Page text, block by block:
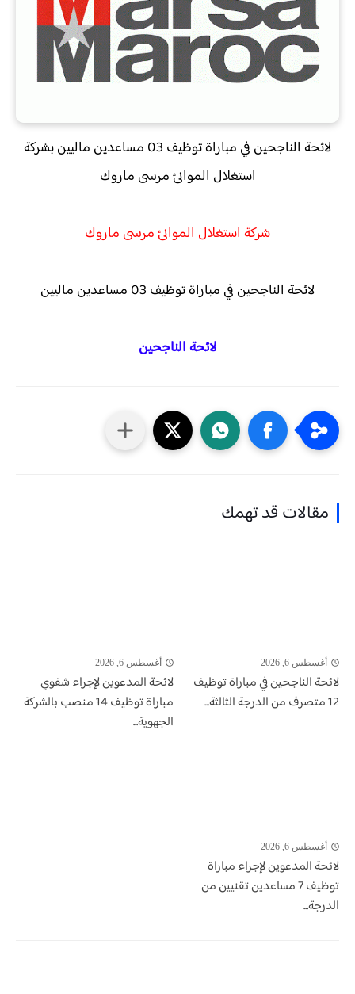
لائحة الناجحين في مباراة توظيف 03 مساعدين ماليين بشركة
استغلال الموانئ مرسى ماروك
شركة استغلال الموانئ مرسى ماروك
لائحة الناجحين في مباراة توظيف 03 مساعدين ماليين
لائحة الناجحين
مقالات قد تهمك
أغسطس 6, 2026
لائحة الناجحين في مباراة توظيف
12 متصرف من الدرجة الثالثة...
أغسطس 6, 2026
لائحة المدعوين لإجراء شفوي
مباراة توظيف 14 منصب بالشركة
الجهوية...
أغسطس 6, 2026
لائحة المدعوين لإجراء مباراة
توظيف 7 مساعدين تقنيين من
الدرجة...